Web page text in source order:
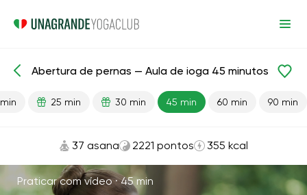
Aulas prontas Flexibilidade
Abertura de pernas — Aula de ioga 45 minutos
25 min 30 min 45 min 60 min 90 min
37 asana 2221 pontos 355 kcal
Praticar com vídeo ·45 min